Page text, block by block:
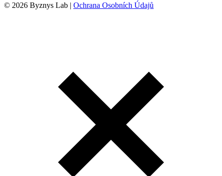
© 2026 Byznys Lab | Ochrana Osobních Údajů